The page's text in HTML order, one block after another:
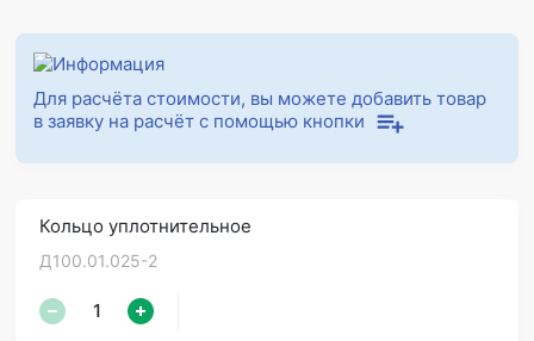
Для расчёта стоимости, вы можете добавить товар
в заявку на расчёт с помощью кнопки
Кольцо уплотнительное
Д100.01.025-2